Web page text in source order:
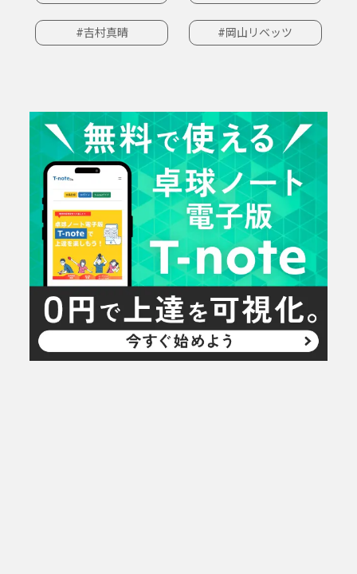
#吉村真晴 #岡山リベッツ